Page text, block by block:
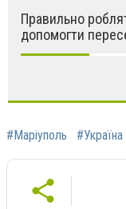
Правильно
допомогти
#Маріуполь #Україна